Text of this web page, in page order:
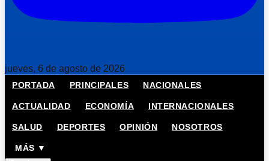
jueves, 6 de agosto de 2026
PORTADA PRINCIPALES NACIONALES
ACTUALIDAD ECONOMÍA INTERNACIONALES
SALUD DEPORTES OPINIÓN NOSOTROS
MÁS ▼